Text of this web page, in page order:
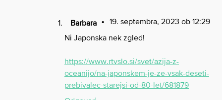
Barbara
19. septembra, 2023 ob 12:29
Ni Japonska nek zgled!
https://www.rtvslo.si/svet/azija-z-
oceanijo/na-japonskem-je-ze-vsak-deseti-
prebivalec-starejsi-od-80-let/681879